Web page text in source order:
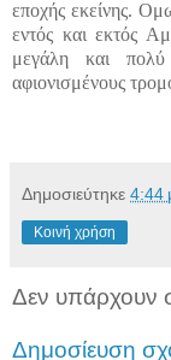
εποχής εκείνης.
εντός και εκτός
μεγάλη και
αφιονισμένους
Δημοσιεύτηκε 4:44
Κοινή χρήση
Δεν υπάρχουν
Δημοσίευση